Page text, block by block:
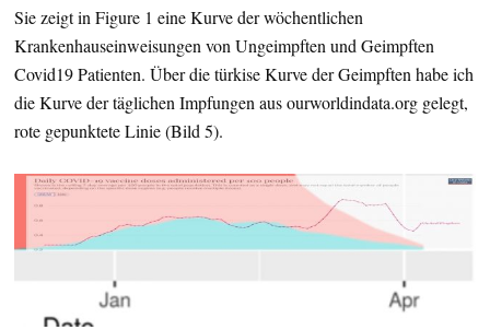
Sie zeigt in Figure 1 eine Kurve der wöchentlichen
Krankenhauseinweisungen von Ungeimpften und Geimpften
Covid19 Patienten. Über die türkise Kurve der Geimpften habe ich
die Kurve der täglichen Impfungen aus ourworldindata.org gelegt,
rote gepunktete Linie (Bild 5).